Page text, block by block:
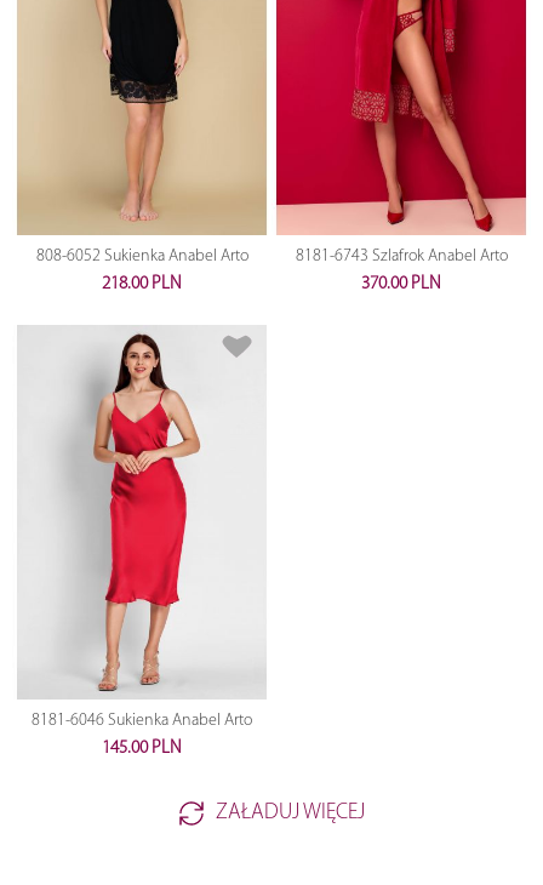
808-6052 Sukienka Anabel Arto
218.00 PLN
8181-6743 Szlafrok Anabel Arto
370.00 PLN
8181-6046 Sukienka Anabel Arto
145.00 PLN
ZAŁADUJ WIĘCEJ